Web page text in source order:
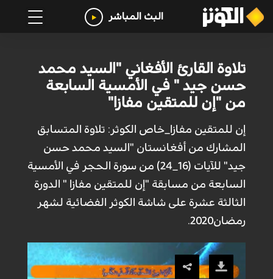
البث المباشر
تلاوة القارئ الأفغاني "السيد محمد
حسن جيد " في الأمسية السابعة
من "إن للمتقين مفازا"
إن للمتقين مفازا_خاص الكوثر: تلاوة المتسابق
المشارك من أفغانستان "السيد محمد حسن
جيد" للآيات (16_24) من سورة الحجر في الأمسية
السابعة من مسابقة "إن للمتقين مفازا " الدورة
الثالثة عشرة على شاشة الكوثر الفضائية لشهر
رمضان2020.